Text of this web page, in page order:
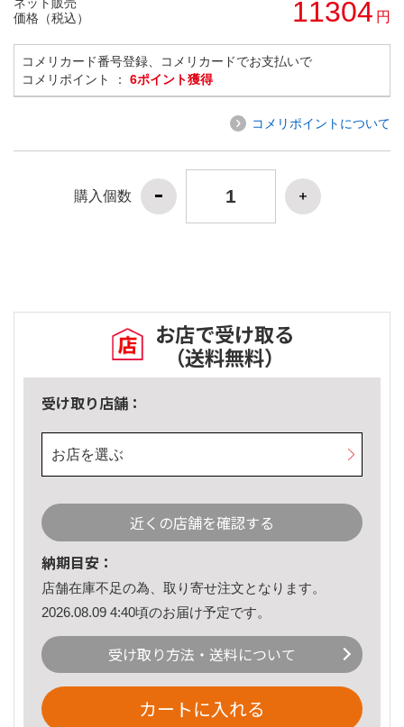
価格（税込）
11304 円
コメリカード番号登録、コメリカードでお支払いで
コメリポイント ： 6ポイント獲得
コメリポイントについて
購入個数
お店で受け取る
（送料無料）
受け取り店舗：
お店を選ぶ
近くの店舗を確認する
納期目安：
店舗在庫不足の為、取り寄せ注文となります。
2026.08.09 4:40頃のお届け予定です。
受け取り方法・送料について
カートに入れる